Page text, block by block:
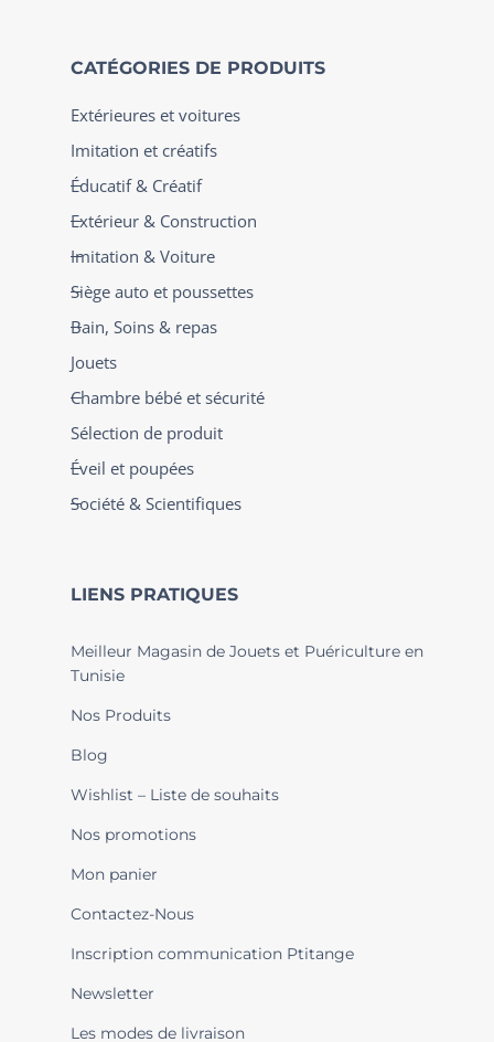
CATÉGORIES DE PRODUITS
Extérieures et voitures
Imitation et créatifs
Éducatif & Créatif
Extérieur & Construction
Imitation & Voiture
Siège auto et poussettes
Bain, Soins & repas
Jouets
Chambre bébé et sécurité
Sélection de produit
Éveil et poupées
Société & Scientifiques
LIENS PRATIQUES
Meilleur Magasin de Jouets et Puériculture en
Tunisie
Nos Produits
Blog
Wishlist – Liste de souhaits
Nos promotions
Mon panier
Contactez-Nous
Inscription communication Ptitange
Newsletter
Les modes de livraison